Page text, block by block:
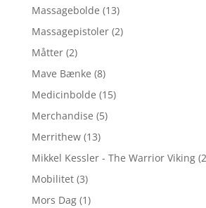
Massagebolde (13)
Massagepistoler (2)
Måtter (2)
Mave Bænke (8)
Medicinbolde (15)
Merchandise (5)
Merrithew (13)
Mikkel Kessler - The Warrior Viking
Mobilitet (3)
Mors Dag (1)